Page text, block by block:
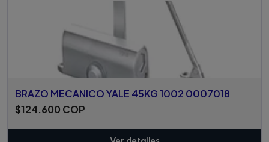
BRAZO MECANICO YALE 45KG 1002 0007018
$124.600 COP